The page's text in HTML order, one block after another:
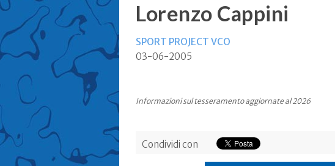
Lorenzo Cappini
SPORT PROJECT VCO
03-06-2005
Informazioni sul tesseramento aggiornate al 2026
Condividi con